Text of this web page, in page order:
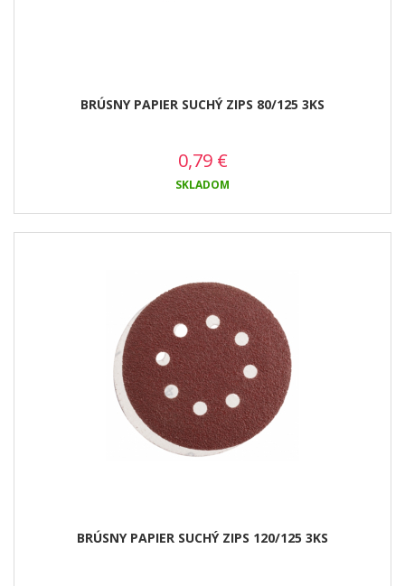
BRÚSNY PAPIER SUCHÝ ZIPS 80/125 3KS
0,79 €
SKLADOM
BRÚSNY PAPIER SUCHÝ ZIPS 120/125 3KS